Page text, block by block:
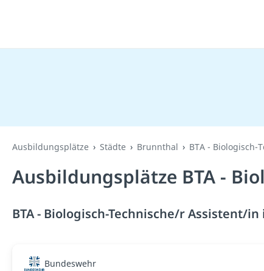
Ausbildungsplätze Städte Brunnthal BTA - Biologisch-
Ausbildungsplätze BTA -
BTA - Biologisch-Technische/r Assistent/
Bundeswehr